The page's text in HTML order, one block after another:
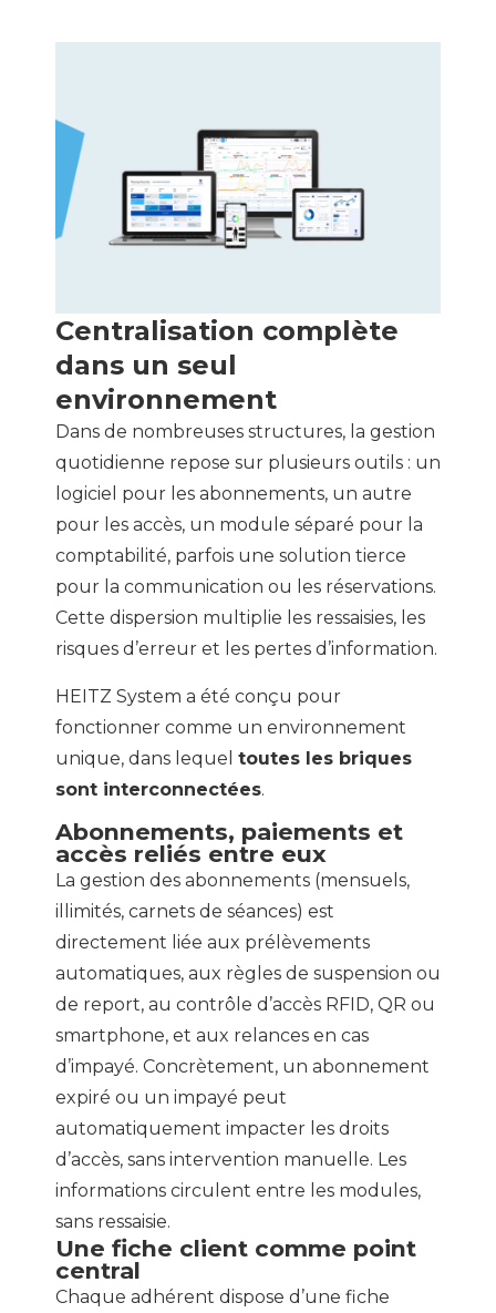
Centralisation complète
dans un seul
environnement
Dans de nombreuses structures, la gestion
quotidienne repose sur plusieurs outils : un
logiciel pour les abonnements, un autre
pour les accès, un module séparé pour la
comptabilité, parfois une solution tierce
pour la communication ou les réservations.
Cette dispersion multiplie les ressaisies, les
risques d’erreur et les pertes d’information.
HEITZ System a été conçu pour
fonctionner comme un environnement
unique, dans lequel toutes les briques
sont interconnectées.
Abonnements, paiements et
accès reliés entre eux
La gestion des abonnements (mensuels,
illimités, carnets de séances) est
directement liée aux prélèvements
automatiques, aux règles de suspension ou
de report, au contrôle d’accès RFID, QR ou
smartphone, et aux relances en cas
d’impayé. Concrètement, un abonnement
expiré ou un impayé peut
automatiquement impacter les droits
d’accès, sans intervention manuelle. Les
informations circulent entre les modules,
sans ressaisie.
Une fiche client comme point
central
Chaque adhérent dispose d’une fiche